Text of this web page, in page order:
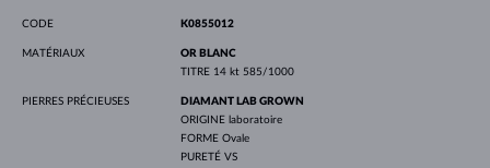
CODE K0855012
MATÉRIAUX
OR BLANC
TITRE 14 kt 585/1000
PIERRES PRÉCIEUSES
DIAMANT LAB GROWN
ORIGINE laboratoire
FORME Ovale
PURETÉ VS